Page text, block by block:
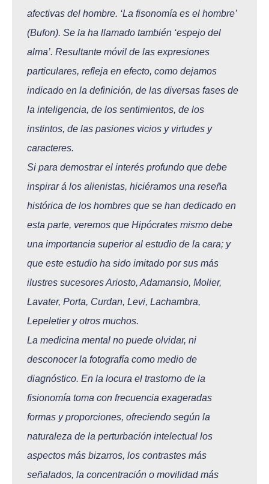
afectivas del hombre. ‘La fisonomía es el hombre’
(Bufon). Se la ha llamado también ‘espejo del
alma’. Resultante móvil de las expresiones
particulares, refleja en efecto, como dejamos
indicado en la definición, de las diversas fases de
la inteligencia, de los sentimientos, de los
instintos, de las pasiones vicios y virtudes y
caracteres.
Si para demostrar el interés profundo que debe
inspirar á los alienistas, hiciéramos una reseña
histórica de los hombres que se han dedicado en
esta parte, veremos que Hipócrates mismo debe
una importancia superior al estudio de la cara; y
que este estudio ha sido imitado por sus más
ilustres sucesores Ariosto, Adamansio, Molier,
Lavater, Porta, Curdan, Levi, Lachambra,
Lepeletier y otros muchos.
La medicina mental no puede olvidar, ni
desconocer la fotografía como medio de
diagnóstico. En la locura el trastorno de la
fisionomía toma con frecuencia exageradas
formas y proporciones, ofreciendo según la
naturaleza de la perturbación intelectual los
aspectos más bizarros, los contrastes más
señalados, la concentración o movilidad más